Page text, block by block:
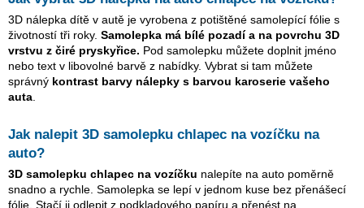
3D nálepka dítě v autě je vyrobena z potištěné samolepící fólie s
životností tři roky. Samolepka má bílé pozadí a na povrchu 3D
vrstvu z čiré pryskyřice. Pod samolepku můžete doplnit jméno
nebo text v libovolné barvě z nabídky. Vybrat si tam můžete
správný kontrast barvy nálepky s barvou karoserie vašeho
auta.
Jak nalepit 3D samolepku chlapec na vozíčku na
auto?
3D samolepku chlapec na vozíčku nalepíte na auto poměrně
snadno a rychle. Samolepka se lepí v jednom kuse bez přenášecí
fólie. Stačí ji odlepit z podkladového papíru a přenést na